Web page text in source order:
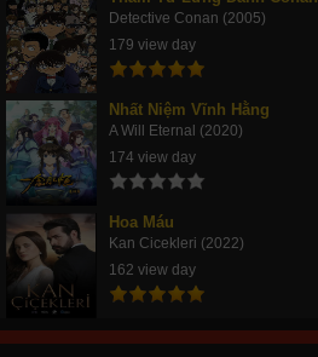
Detective Conan (2005)
179 view day
Nhất Niệm Vĩnh Hằng
A Will Eternal (2020)
174 view day
Hoa Máu
Kan Cicekleri (2022)
162 view day